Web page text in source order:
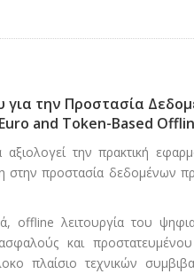
για την Προστασία
and Token-Based
την πρακτική
στην προστασία δεδομένων
offline λειτουργία του
και
πλαίσιο τεχνικών